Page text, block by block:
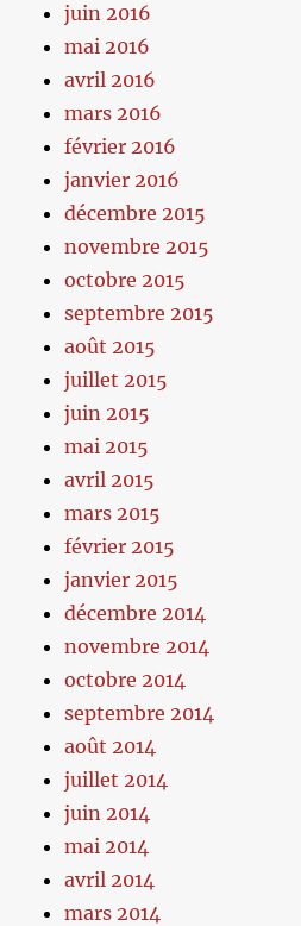
juin 2016
mai 2016
avril 2016
mars 2016
février 2016
janvier 2016
décembre 2015
novembre 2015
octobre 2015
septembre 2015
août 2015
juillet 2015
juin 2015
mai 2015
avril 2015
mars 2015
février 2015
janvier 2015
décembre 2014
novembre 2014
octobre 2014
septembre 2014
août 2014
juillet 2014
juin 2014
mai 2014
avril 2014
mars 2014